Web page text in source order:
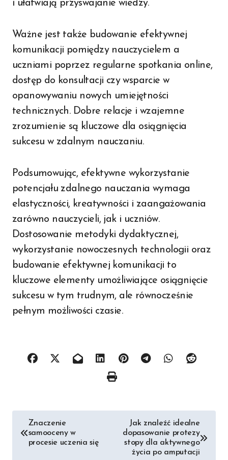
i ułatwiają przyswajanie wiedzy.
Ważne jest także budowanie efektywnej
komunikacji pomiędzy nauczycielem a
uczniami poprzez regularne spotkania online,
dostęp do konsultacji czy wsparcie w
opanowywaniu nowych umiejętności
technicznych. Dobre relacje i wzajemne
zrozumienie są kluczowe dla osiągnięcia
sukcesu w zdalnym nauczaniu.
Podsumowując, efektywne wykorzystanie
potencjału zdalnego nauczania wymaga
elastyczności, kreatywności i zaangażowania
zarówno nauczycieli, jak i uczniów.
Dostosowanie metodyki dydaktycznej,
wykorzystanie nowoczesnych technologii oraz
budowanie efektywnej komunikacji to
kluczowe elementy umożliwiające osiągnięcie
sukcesu w tym trudnym, ale równocześnie
pełnym możliwości czasie.
Nawigacja
wpisu
Znaczenie
samooceny w
procesie uczenia się
Jak znaleźć idealne
dopasowanie protezy
stopy dla aktywnego
życia po amputacji